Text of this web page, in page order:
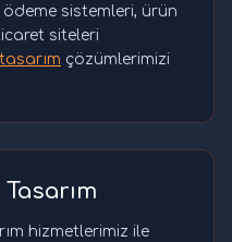
ödeme sistemleri, ürün
siteleri
çözümlerimizi
hizmetlerimiz ile